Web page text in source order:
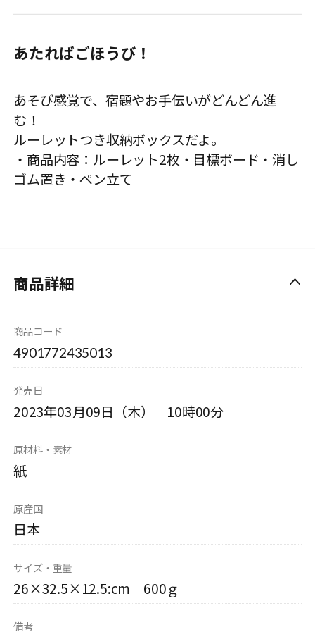
あたればごほうび！
あそび感覚で、宿題やお手伝いがどんどん進
む！
ルーレットつき収納ボックスだよ。
・商品内容：ルーレット2枚・目標ボード・消し
ゴム置き・ペン立て
商品詳細
商品コード
4901772435013
発売日
2023年03月09日（木） 10時00分
原材料・素材
紙
原産国
日本
サイズ・重量
26×32.5×12.5:cm 600ｇ
備考